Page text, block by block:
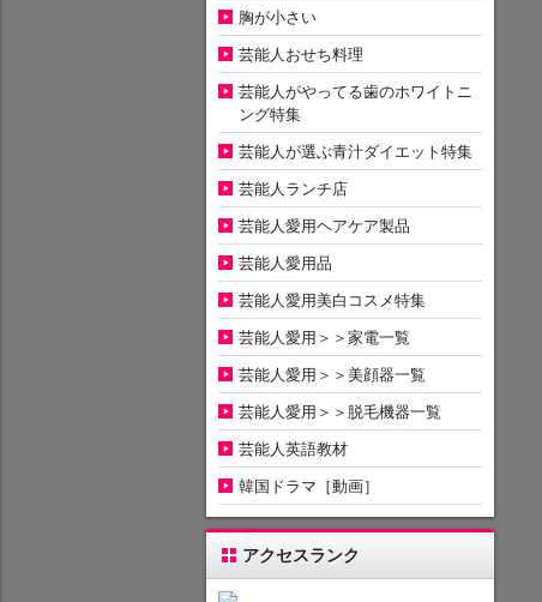
胸が小さい
芸能人おせち料理
芸能人がやってる歯のホワイトニ
ング特集
芸能人が選ぶ青汁ダイエット特集
芸能人ランチ店
芸能人愛用ヘアケア製品
芸能人愛用品
芸能人愛用美白コスメ特集
芸能人愛用＞＞家電一覧
芸能人愛用＞＞美顔器一覧
芸能人愛用＞＞脱毛機器一覧
芸能人英語教材
韓国ドラマ［動画］
アクセスランク